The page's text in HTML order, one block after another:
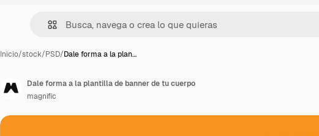
Inicio/stock/PSD/Dale forma a la plan…
Dale forma a la plantilla de banner de tu cuerpo
magnific